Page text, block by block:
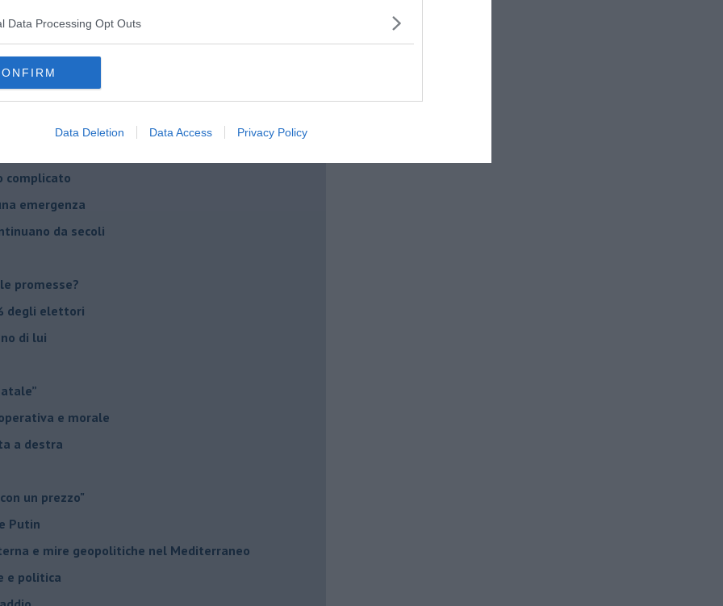
Data Processing Opt Outs
Data Deletion Data Access Privacy Policy
futuro di Erdoğan
israeliana
complicato
emergenza
da secoli
promesse?
degli elettori
di lui
e morale
a destra
un prezzo"
Putin
e mire geopolitiche nel Mediterraneo
e politica